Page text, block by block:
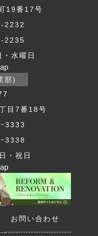
19番17号
2232
2235
水曜日
部)
目7番18号
3333
3338
・祝日
お問い合わせ